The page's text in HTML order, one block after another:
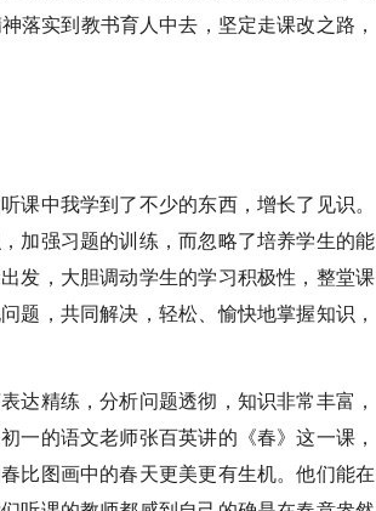
落实到教书育人中去，坚定走课改之路，
课中我学到了不少的东西，增长了见识。
加强习题的训练，而忽略了培养学生的能
发，大胆调动学生的学习积极性，整堂课
题，共同解决，轻松、愉快地掌握知识，
达精练，分析问题透彻，知识非常丰富，
一的语文老师张百英讲的《春》这一课，
比图画中的春天更美更有生机。他们能在